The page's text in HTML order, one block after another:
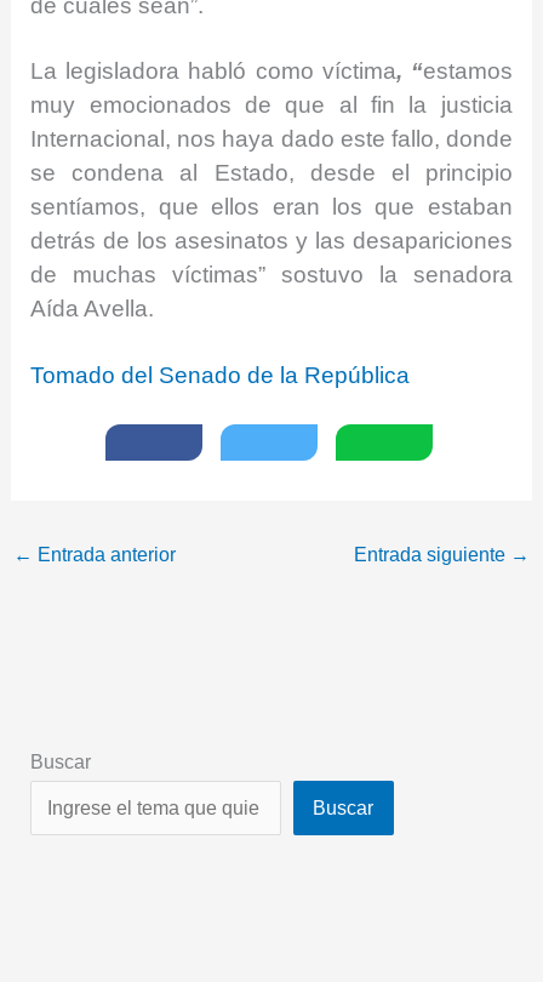
de cuales sean”.
La legisladora habló como víctima, “estamos
muy emocionados de que al fin la justicia
Internacional, nos haya dado este fallo, donde
se condena al Estado, desde el principio
sentíamos, que ellos eran los que estaban
detrás de los asesinatos y las desapariciones
de muchas víctimas” sostuvo la senadora
Aída Avella.
Tomado del Senado de la República
← Entrada anterior Entrada siguiente →
Buscar
Buscar